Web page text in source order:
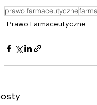
prawo farmaceutyczne
Prawo Farmaceutyczne